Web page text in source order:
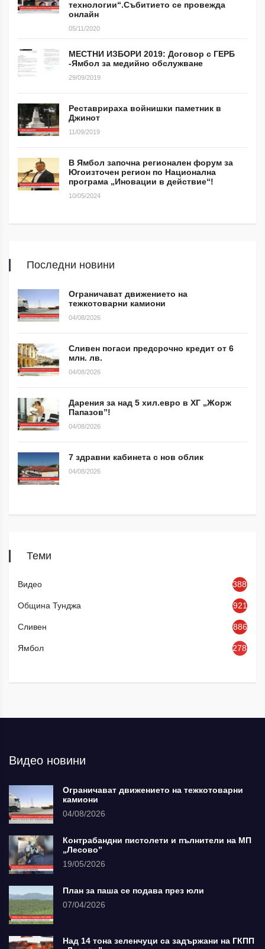
технологии“.Събитието се провежда
онлайн
05/11/2020
МЕСТНИ ИЗБОРИ 2019: Договор с ГЕРБ
-Ямбол за медийно обслужване
29/09/2019
Реставрираха войнишки паметник в
Джинот
11/09/2019
В Ямбол започна регионален форум за
Югоизточен регион по Национална
програма „Иновации в действие“!
10/05/2024
Последни новини
Ограничават движението на
тежкотоварни камиони
04/08/2026
Сливен погаси предсрочно кредит от 6
млн. лв.
04/08/2026
Дарения за над 5 хил.евро в ХГ „Жорж
Папазов”!
04/08/2026
7 здравни кабинета с нов облик
04/08/2026
Теми
Видео 3886
Община Тунджа 921
Сливен 886
Ямбол 2784
Видео новини
Ограничават движението на тежкотоварни
камиони
04/08/2026
Контрабандни пистолети и пълнители на МП
„Лесово”
19/05/2026
План за паша се подава през юли
07/04/2026
Над 14 тона зеленчуци са задържани на ГКПП